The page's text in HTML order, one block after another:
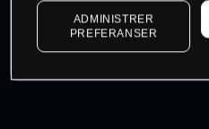
Log in
ADMINISTRER
PREFERANSER